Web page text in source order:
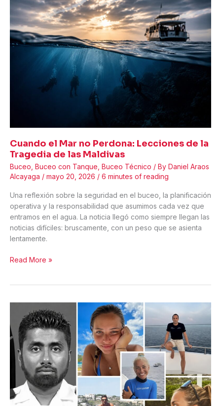
una
pregunta
que
la
industria
Cuando el Mar no Perdona: Lecciones de la
Tragedia de las Maldivas
Buceo Buceo con Tanque Buceo Técnico / By Daniel Araos
Alcayaga / mayo 20, 2026 / 6 minutes of reading
Una reflexión sobre la seguridad en el buceo, la planificación
operativa y la responsabilidad que asumimos cada vez que
entramos en el agua. La noticia llegó como siempre llegan las
noticias difíciles: bruscamente, con un peso que se asienta
lentamente.
Cuando
Perdona:
Lecciones
de
la
Tragedia
de
Maldivas
Read More »